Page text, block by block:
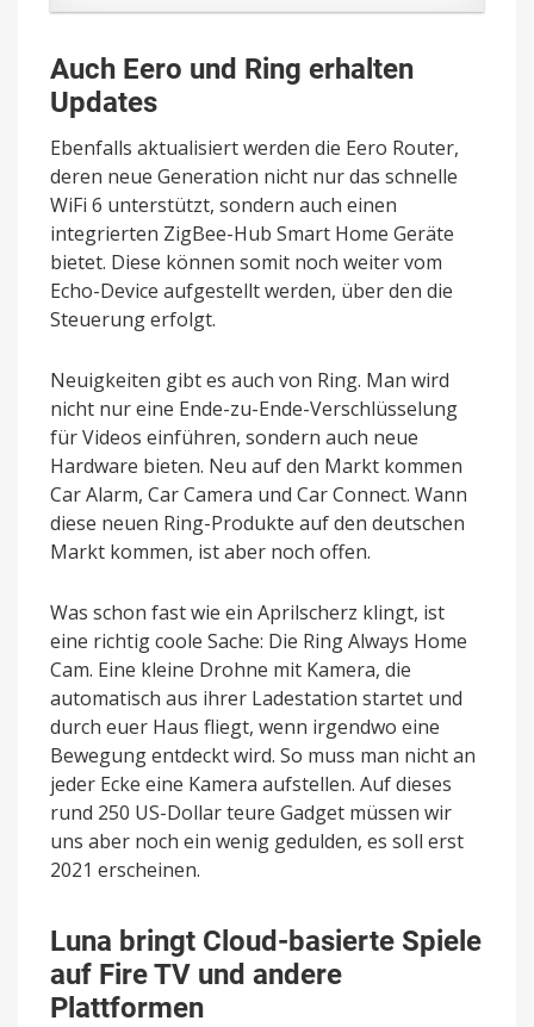
Auch Eero und Ring erhalten
Updates
Ebenfalls aktualisiert werden die Eero Router,
deren neue Generation nicht nur das schnelle
WiFi 6 unterstützt, sondern auch einen
integrierten ZigBee-Hub Smart Home Geräte
bietet. Diese können somit noch weiter vom
Echo-Device aufgestellt werden, über den die
Steuerung erfolgt.
Neuigkeiten gibt es auch von Ring. Man wird
nicht nur eine Ende-zu-Ende-Verschlüsselung
für Videos einführen, sondern auch neue
Hardware bieten. Neu auf den Markt kommen
Car Alarm, Car Camera und Car Connect. Wann
diese neuen Ring-Produkte auf den deutschen
Markt kommen, ist aber noch offen.
Was schon fast wie ein Aprilscherz klingt, ist
eine richtig coole Sache: Die Ring Always Home
Cam. Eine kleine Drohne mit Kamera, die
automatisch aus ihrer Ladestation startet und
durch euer Haus fliegt, wenn irgendwo eine
Bewegung entdeckt wird. So muss man nicht an
jeder Ecke eine Kamera aufstellen. Auf dieses
rund 250 US-Dollar teure Gadget müssen wir
uns aber noch ein wenig gedulden, es soll erst
2021 erscheinen.
Luna bringt Cloud-basierte Spiele
auf Fire TV und andere
Plattformen